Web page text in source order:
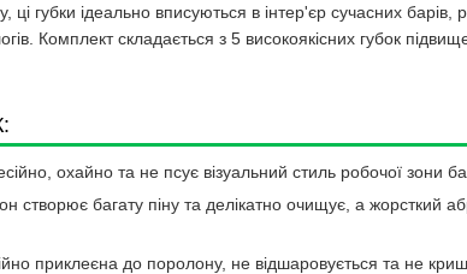
губки ідеально вписуються в інтер'єр сучасних барів,
Комплект складається з 5 високоякісних губок
охайно та не псує візуальний стиль робочої зони
створює багату піну та делікатно очищує, а жорсткий
приклеєна до поролону, не відшаровується та не